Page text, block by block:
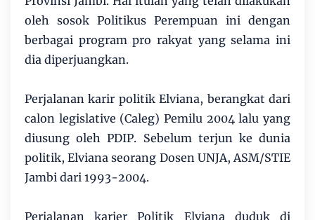
oleh sosok Politikus Perempuan ini dengan
berbagai program pro rakyat yang selama ini
dia diperjuangkan.
Perjalanan karir politik Elviana, berangkat dari
calon legislative (Caleg) Pemilu 2004 lalu yang
diusung oleh PDIP. Sebelum terjun ke dunia
politik, Elviana seorang Dosen UNJA, ASM/STIE
Jambi dari 1993-2004.
Perjalanan karier Politik Elviana duduk di